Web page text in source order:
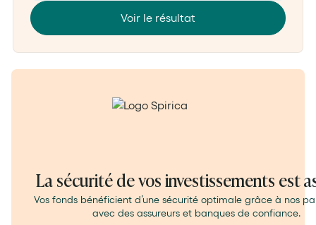
La sécurité de vos investissements est
Vos fonds bénéficient d’une sécurité optimale grâce à nos
avec des assureurs et banques de confiance.